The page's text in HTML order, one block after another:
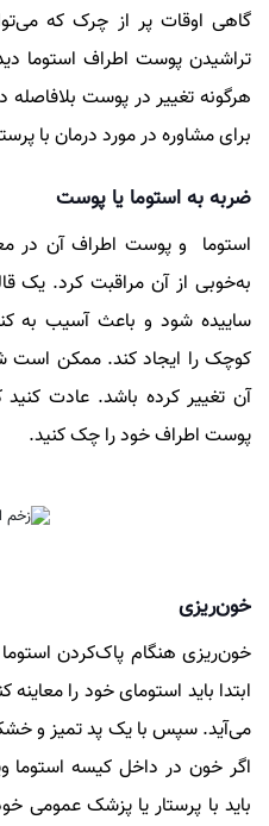
گاهی اوقات پر از چرک که
تراشیدن پوست اطراف استوما
هرگونه تغییر در پوست
برای مشاوره در مورد درمان با
ضربه به استوما یا پوست
استوما و پوست اطراف آن در
به‌خوبی از آن مراقبت کرد. یک
ساییده شود و باعث آسیب به
کوچک را ایجاد کند. ممکن است
آن تغییر کرده باشد. عادت
پوست اطراف خود را چک کنید.
خون‌ریزی
خون‌ریزی هنگام پاک‌کردن
ابتدا باید استومای خود را
می‌آید. سپس با یک پد تمیز و
اگر خون در داخل کیسه استوما
باید با پرستار یا پزشک